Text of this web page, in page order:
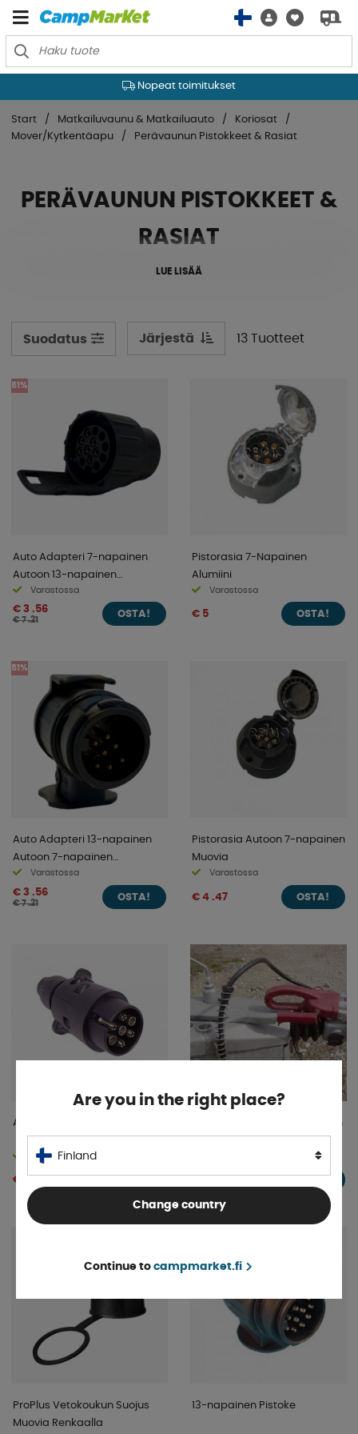
Nopeat toimitukset
Start Matkailuvaunu & Matkailuauto
Koriosat
Mover/Kytkentäapu
Perävaunun Pistokkeet & Rasiat
PERÄVAUNUN PISTOKKEET &
RASIAT
LUE LISÄÄ
Suodatus Järjestä 13 Tuotteet
51%
Auto Adapteri 7-napainen
Autoon 13-napainen
asuntovaunuun
Varastossa
€ 3 .56
€ 7 .21
OSTA!
Pistorasia 7-Napainen
Alumiini
Varastossa
€ 5 OSTA!
51%
Auto Adapteri 13-napainen
Autoon 7-napainen
Asuntovaunuun
Varastossa
€ 3 .56
€ 7 .21
OSTA!
Pistorasia Autoon 7-napainen
Muovia
Varastossa
€ 4 .47 OSTA!
Autoliitin 7-Napainen Muovia
Varastossa
€ 3 .30
TrailerSpring Liitäntäkaapelin
Suojajousi
ProPlus Vetokoukun Suojus
Muovia Renkaalla
13-napainen Pistoke
Are you in the right place?
Finland
Change country
Continue to campmarket.fi